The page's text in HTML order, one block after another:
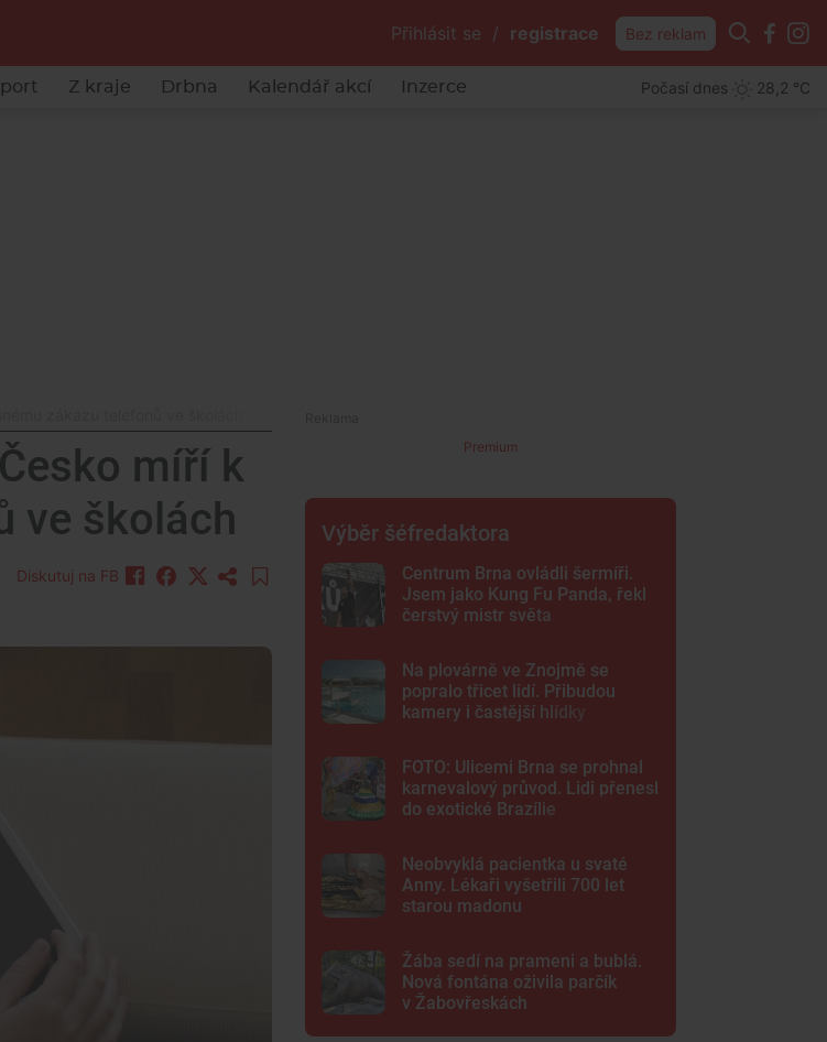
Přihlásit se / registrace Bez reklam
Z kraje Drbna Kalendář akcí Inzerce Počasí dnes 28,2 °C
míří k
ve školách
Diskutuj na FB
Premium
Výběr šéfredaktora
Centrum Brna ovládli šermíři.
Jsem jako Kung Fu Panda, řekl
čerstvý mistr světa
Na plovárně ve Znojmě se
popralo třicet lidí. Přibudou
kamery i častější hlídky
FOTO: Ulicemi Brna se prohnal
karnevalový průvod. Lidi přenesl
do exotické Brazílie
Neobvyklá pacientka u svaté
Anny. Lékaři vyšetřili 700 let
starou madonu
Žába sedí na prameni a bublá.
Nová fontána oživila parčík
v Žabovřeskách